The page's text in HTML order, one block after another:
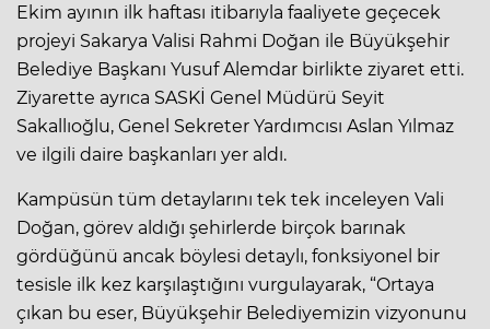
Ekim ayının ilk haftası itibarıyla faaliyete geçecek
projeyi Sakarya Valisi Rahmi Doğan ile Büyükşehir
Belediye Başkanı Yusuf Alemdar birlikte ziyaret etti.
Ziyarette ayrıca SASKİ Genel Müdürü Seyit
Sakallıoğlu, Genel Sekreter Yardımcısı Aslan Yılmaz
ve ilgili daire başkanları yer aldı.
Kampüsün tüm detaylarını tek tek inceleyen Vali
Doğan, görev aldığı şehirlerde birçok barınak
gördüğünü ancak böylesi detaylı, fonksiyonel bir
tesisle ilk kez karşılaştığını vurgulayarak, “Ortaya
çıkan bu eser, Büyükşehir Belediyemizin vizyonunu